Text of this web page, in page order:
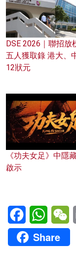
DSE 2026｜聯招放
五人獲取錄 港大、
12狀元
《功夫女足》中隱
啟示
Facebook
Share